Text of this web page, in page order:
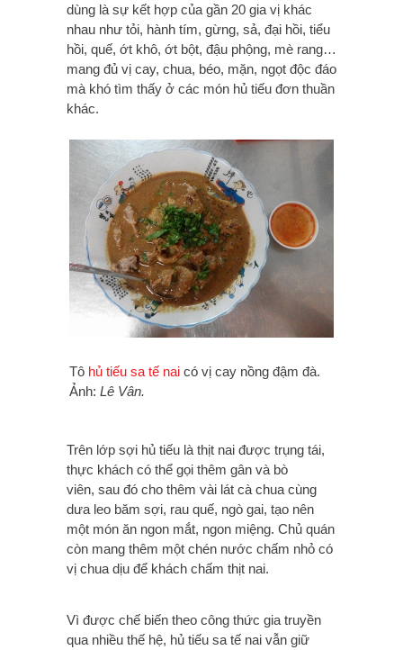
dùng là sự kết hợp của gần 20 gia vị khác
nhau như tỏi, hành tím, gừng, sả, đại hồi, tiểu
hồi, quế, ớt khô, ớt bột, đậu phộng, mè rang…
mang đủ vị cay, chua, béo, mặn, ngọt độc đáo
mà khó tìm thấy ở các món hủ tiếu đơn thuần
khác.
Tô hủ tiếu sa tế nai có vị cay nồng đậm đà.
Ảnh: Lê Vân.
Trên lớp sợi hủ tiếu là thịt nai được trụng tái,
thực khách có thể gọi thêm gân và bò
viên, sau đó cho thêm vài lát cà chua cùng
dưa leo băm sợi, rau quế, ngò gai, tạo nên
một món ăn ngon mắt, ngon miệng. Chủ quán
còn mang thêm một chén nước chấm nhỏ có
vị chua dịu để khách chấm thịt nai.
Vì được chế biến theo công thức gia truyền
qua nhiều thế hệ, hủ tiếu sa tế nai vẫn giữ